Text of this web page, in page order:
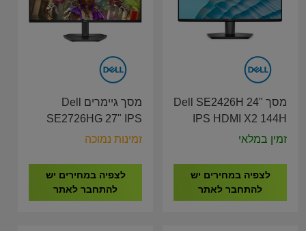
מסך Dell SE2426H 24"
IPS HDMI X2 144H
Monitor
זמין במלאי
לצפיה במחירים יש
להתחבר לאתר
מסך גיימרים Dell
SE2726HG 27" IPS
HDMI X2, DP 240Hz
זמינות נמוכה
לצפיה במחירים יש
להתחבר לאתר